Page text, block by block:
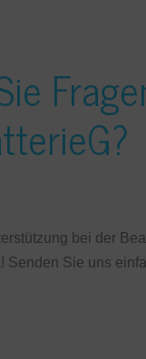
bei der
Senden Sie uns